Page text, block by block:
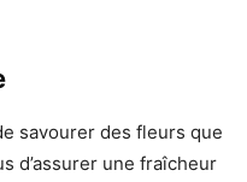
savourer des fleurs que
d’assurer une fraîcheur